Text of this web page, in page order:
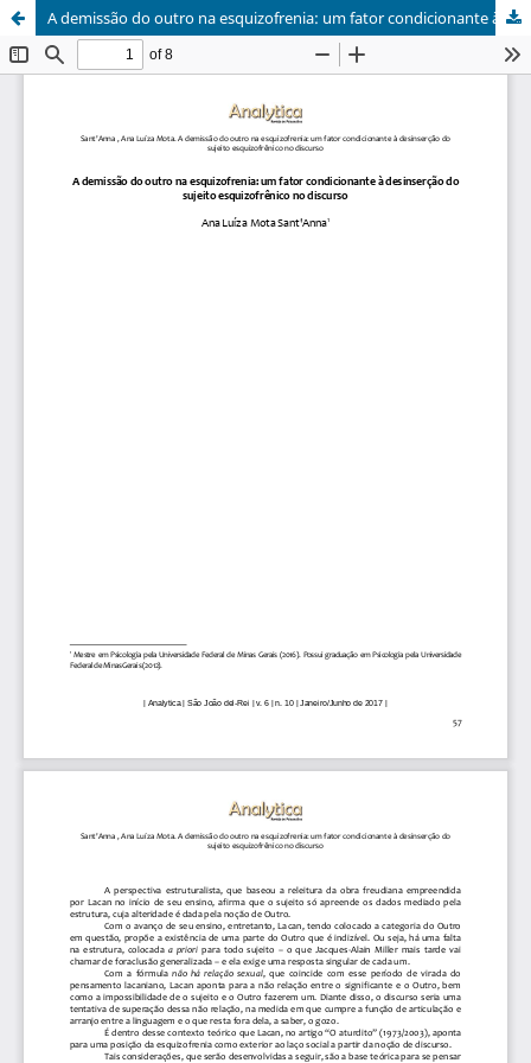
A demissão do outro na esquizofrenia: um fator condicionante à desinserção do sujeito esquizofrênico no discurso